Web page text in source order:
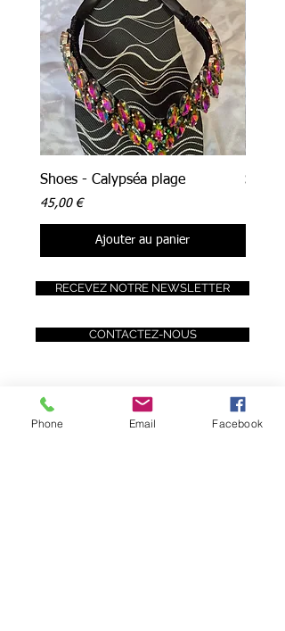
Shoes - Calypséa plage
Prix
45,00 €
Ajouter au panier
Shoes
RECEVEZ NOTRE NEWSLETTER
CONTACTEZ-NOUS
Phone Email Facebook